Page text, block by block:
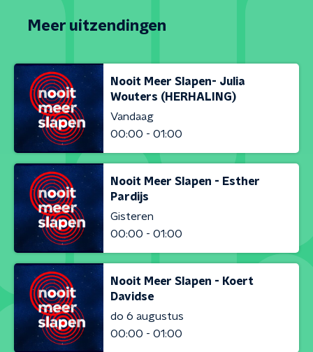
Meer uitzendingen
Nooit Meer Slapen- Julia
Wouters (HERHALING)
Vandaag
00:00 - 01:00
Nooit Meer Slapen - Esther
Pardijs
Gisteren
00:00 - 01:00
Nooit Meer Slapen - Koert
Davidse
do 6 augustus
00:00 - 01:00